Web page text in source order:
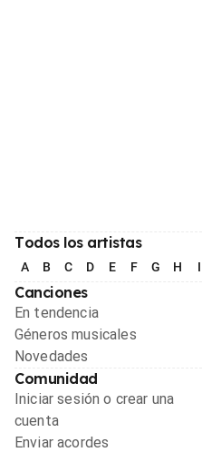
Todos los artistas
A B C D E F G H I
Canciones
En tendencia
Géneros musicales
Novedades
Comunidad
Iniciar sesión o crear una
cuenta
Enviar acordes